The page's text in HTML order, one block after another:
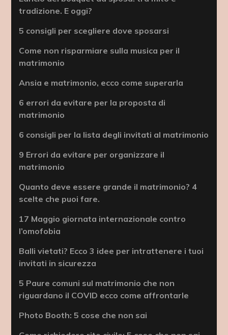
tradizione. E oggi?
5 consigli per scegliere dove sposarsi
Come non risparmiare sulla musica per il
matrimonio
Ansia e matrimonio, ecco come superarla
6 errori da evitare per la proposta di
matrimonio
6 consigli per la lista degli invitati al matrimonio
9 Errori da evitare per organizzare il
matrimonio
Quanto deve essere grande il matrimonio? 4
scelte che puoi fare.
17 Maggio giornata internazionale contro
l’omofobia
Balli vietati? Ecco 3 idee per intrattenere i tuoi
invitati in sicurezza
5 Paure comuni sul matrimonio che non
riguardano il COVID ecco come affrontarle
Photo Booth: 5 cose che non sai